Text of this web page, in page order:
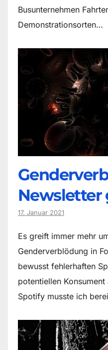
Busunternehmen
Demonstrationsorten…
17. Januar 2021
Es greift immer mehr
Genderverblödung in
bewusst fehlerhaften
potentiellen
Spotify musste ich